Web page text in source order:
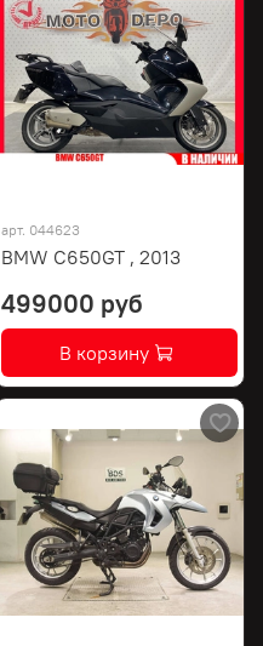
арт. 044623
BMW C650GT , 2013
499000 руб
В корзину